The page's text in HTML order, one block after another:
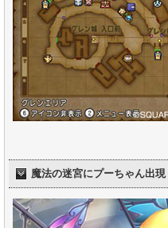
魔法の迷宮にプーちゃん出現